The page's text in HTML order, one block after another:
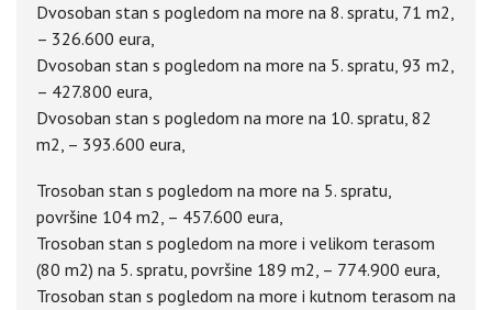
Dvosoban stan s pogledom na more na 8. spratu, 71 m2,
– 326.600 eura,
Dvosoban stan s pogledom na more na 5. spratu, 93 m2,
– 427.800 eura,
Dvosoban stan s pogledom na more na 10. spratu, 82
m2, – 393.600 eura,
Trosoban stan s pogledom na more na 5. spratu,
površine 104 m2, – 457.600 eura,
Trosoban stan s pogledom na more i velikom terasom
(80 m2) na 5. spratu, površine 189 m2, – 774.900 eura,
Trosoban stan s pogledom na more i kutnom terasom na